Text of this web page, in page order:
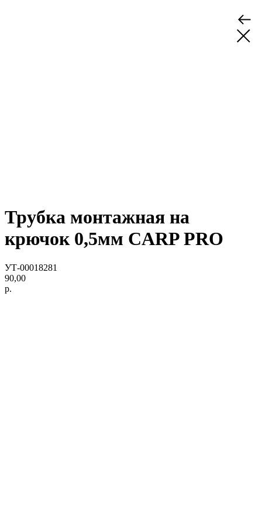
Трубка монтажная на
крючок 0,5мм CARP PRO
УТ-00018281
90,00
р.